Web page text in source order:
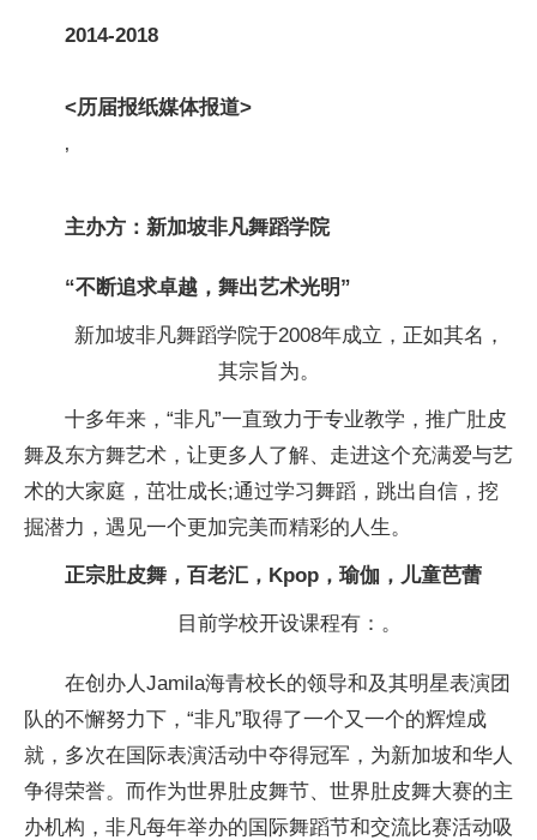
2014-2018
<历届报纸媒体报道>
’
主办方：新加坡非凡舞蹈学院
“不断追求卓越，舞出艺术光明”
新加坡非凡舞蹈学院于2008年成立，正如其名，
其宗旨为。
十多年来，“非凡”一直致力于专业教学，推广肚皮
舞及东方舞艺术，让更多人了解、走进这个充满爱与艺
术的大家庭，茁壮成长;通过学习舞蹈，跳出自信，挖
掘潜力，遇见一个更加完美而精彩的人生。
正宗肚皮舞，百老汇，Kpop，瑜伽，儿童芭蕾
目前学校开设课程有：。
在创办人Jamila海青校长的领导和及其明星表演团
队的不懈努力下，“非凡”取得了一个又一个的辉煌成
就，多次在国际表演活动中夺得冠军，为新加坡和华人
争得荣誉。而作为世界肚皮舞节、世界肚皮舞大赛的主
办机构，非凡每年举办的国际舞蹈节和交流比赛活动吸